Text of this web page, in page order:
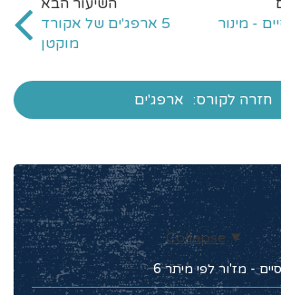
- מינור
5 ארפג'ים של אקורד
מוקטן
חזרה לקורס: ארפג'ים
Collapse
- מז'ור לפי מיתר 6